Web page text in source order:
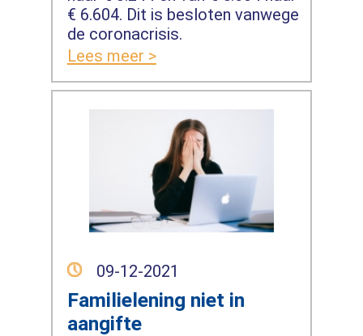
€ 6.604. Dit is besloten vanwege
de coronacrisis.
Lees meer >
09-12-2021
Familielening niet in
aangifte